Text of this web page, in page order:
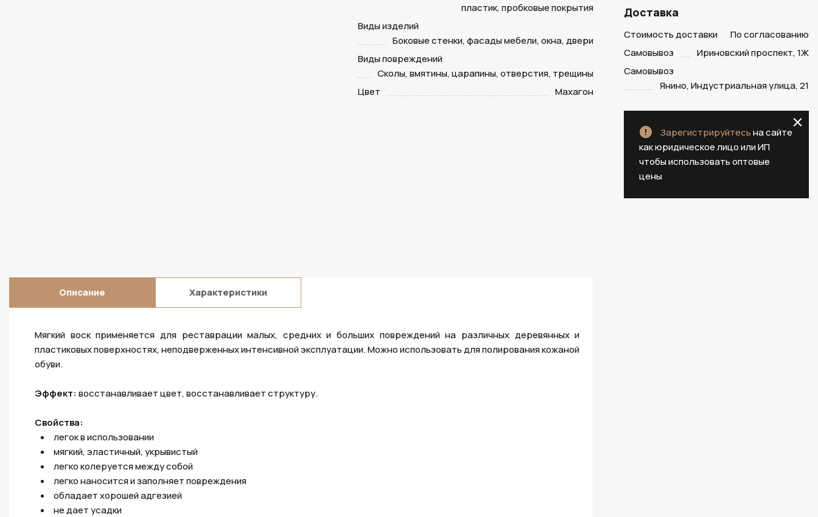
пластик, пробковые покрытия
Виды изделий
Боковые стенки, фасады мебели, окна, двери
Виды повреждений
Сколы, вмятины, царапины, отверстия, трещины
Цвет
Махагон
Доставка
Стоимость доставки
По согласованию
Самовывоз
Ириновский проспект, 1Ж
Самовывоз
Янино, Индустриальная улица, 21
Зарегистрируйтесьна сайте
как юридическое лицо или ИП
чтобы использовать оптовые
цены
Описание Характеристики
Мягкий воск применяется для реставрации малых, средних и больших повреждений на различных деревянных и
пластиковых поверхностях, неподверженных интенсивной эксплуатации. Можно использовать для полирования кожаной
обуви.
Эффект: восстанавливает цвет, восстанавливает структуру.
Свойства:
легок в использовании
мягкий, эластичный, укрывистый
легко колеруется между собой
легко наносится и заполняет повреждения
обладает хорошей адгезией
не дает усадки